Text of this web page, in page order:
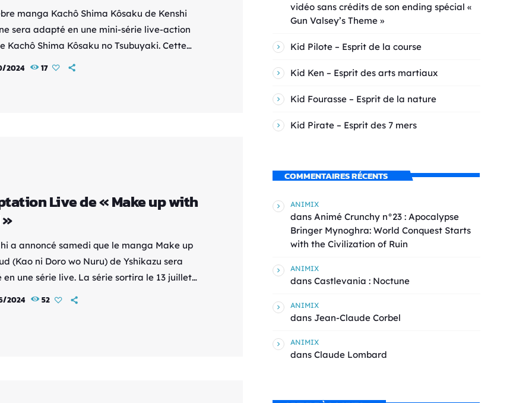
manga Kachô Shima Kôsaku de Kenshi
sera adapté en une mini-série live-action
Kachô Shima Kôsaku no Tsubuyaki. Cette
format vertical, spécialement conçue pour les
2024 17
Live de « Make up with
a annoncé samedi que le manga Make up
(Kao ni Doro wo Nuru) de Yshikazu sera
une série live. La série sortira le 13 juillet
à 23 h 30 sur TV Asahi, avec Hikaru
2024 52
vidéo sans crédits de son ending spécial «
Gun Valsey’s Theme »
Kid Pilote – Esprit de la course
Kid Ken – Esprit des arts martiaux
Kid Fourasse – Esprit de la nature
Kid Pirate – Esprit des 7 mers
COMMENTAIRES RÉCENTS
ANIMIX
dans Animé Crunchy n°23 : Apocalypse
Bringer Mynoghra: World Conquest Starts
with the Civilization of Ruin
ANIMIX
dans Castlevania : Noctune
ANIMIX
dans Jean-Claude Corbel
ANIMIX
dans Claude Lombard